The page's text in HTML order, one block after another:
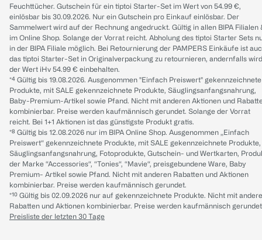
Feuchttücher. Gutschein für ein tiptoi Starter-Set im Wert von 54.99 €,
einlösbar bis 30.09.2026. Nur ein Gutschein pro Einkauf einlösbar. Der
Sammelwert wird auf der Rechnung angedruckt. Gültig in allen BIPA Filialen
im Online Shop. Solange der Vorrat reicht. Abholung des tiptoi Starter Sets
in der BIPA Filiale möglich. Bei Retournierung der PAMPERS Einkäufe ist
das tiptoi Starter-Set in Originalverpackung zu retournieren, andernfalls wird
der Wert iHv 54.99 € einbehalten.
*⁴ Gültig bis 19.08.2026. Ausgenommen "Einfach Preiswert" gekennzeichnete
Produkte, mit SALE gekennzeichnete Produkte, Säuglingsanfangsnahrung,
Baby-Premium-Artikel sowie Pfand. Nicht mit anderen Aktionen und
kombinierbar. Preise werden kaufmännisch gerundet. Solange der Vorrat
reicht. Bei 1+1 Aktionen ist das günstigste Produkt gratis.
*⁸ Gültig bis 12.08.2026 nur im BIPA Online Shop. Ausgenommen „Einfach
Preiswert“ gekennzeichnete Produkte, mit SALE gekennzeichnete Produkte,
Säuglingsanfangsnahrung, Fotoprodukte, Gutschein- und Wertkarten,
der Marke “Accessories“, “Tonies“, “Mavie“, preisgebundene Ware, Baby
Premium- Artikel sowie Pfand. Nicht mit anderen Rabatten und Aktionen
kombinierbar. Preise werden kaufmännisch gerundet.
*¹⁰ Gültig bis 02.09.2026 nur auf gekennzeichnete Produkte. Nicht mit
Rabatten und Aktionen kombinierbar. Preise werden kaufmännisch
Preisliste der letzten 30 Tage